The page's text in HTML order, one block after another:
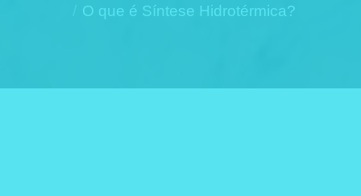
O que é Síntese Hidrotérmica?